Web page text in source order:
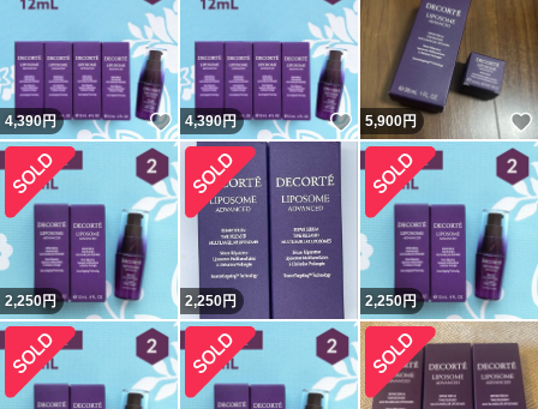
4,390円 いいね！
4,390円 いいね！
5,900円
2,250円 2,250円 2,250円